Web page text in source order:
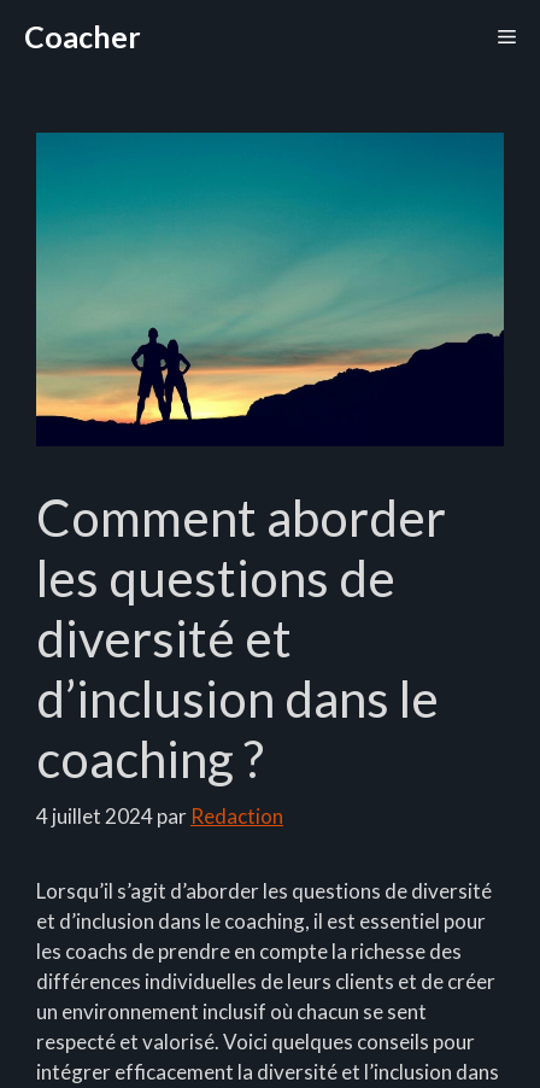
Coacher
Comment aborder
les questions de
diversité et
d’inclusion dans le
coaching ?
4 juillet 2024par Redaction
Lorsqu’il s’agit d’aborder les questions de diversité
et d’inclusion dans le coaching, il est essentiel pour
les coachs de prendre en compte la richesse des
différences individuelles de leurs clients et de créer
un environnement inclusif où chacun se sent
respecté et valorisé. Voici quelques conseils pour
intégrer efficacement la diversité et l’inclusion dans